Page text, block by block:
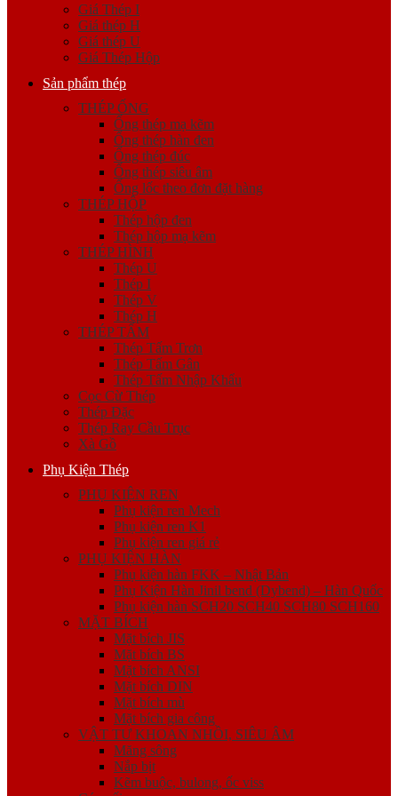
Giá Thép I
Giá thép H
Giá thép U
Giá Thép Hộp
Sản phẩm thép
THÉP ỐNG
Ống thép mạ kẽm
Ống thép hàn đen
Ống thép đúc
Ống thép siêu âm
Ống lốc theo đơn đặt hàng
THÉP HỘP
Thép hộp đen
Thép hộp mạ kẽm
THÉP HÌNH
Thép U
Thép I
Thép V
Thép H
THÉP TẤM
Thép Tấm Trơn
Thép Tấm Gân
Thép Tấm Nhập Khẩu
Cọc Cừ Thép
Thép Đặc
Thép Ray Cầu Trục
Xà Gồ
Phụ Kiện Thép
PHỤ KIỆN REN
Phụ kiện ren Mech
Phụ kiện ren K1
Phụ kiện ren giá rẻ
PHỤ KIỆN HÀN
Phụ kiện hàn FKK – Nhật Bản
Phụ Kiện Hàn Jinil bend (Dybend) – Hàn Quốc
Phụ kiện hàn SCH20 SCH40 SCH80 SCH160
MẶT BÍCH
Mặt bích JIS
Mặt bích BS
Mặt bích ANSI
Mặt bích DIN
Mặt bích mù
Mặt bích gia công
VẬT TƯ KHOAN NHỒI, SIÊU ÂM
Măng sông
Nắp bịt
Kẽm buộc, bulong, ốc viss